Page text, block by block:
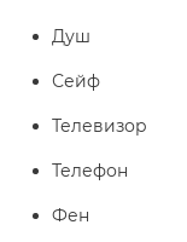
Душ
Сейф
Телевизор
Телефон
Фен